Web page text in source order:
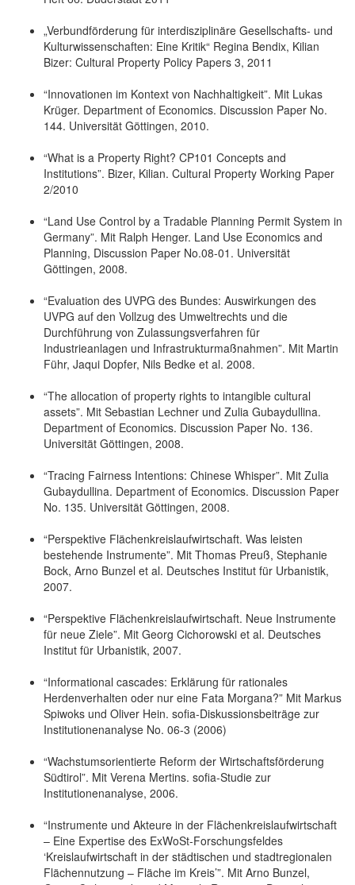
„Verbundförderung für interdisziplinäre Gesellschafts- und
Kulturwissenschaften: Eine Kritik“ Regina Bendix, Kilian
Bizer: Cultural Property Policy Papers 3, 2011
“Innovationen im Kontext von Nachhaltigkeit”. Mit Lukas
Krüger. Department of Economics. Discussion Paper No.
144. Universität Göttingen, 2010.
“What is a Property Right? CP101 Concepts and
Institutions”. Bizer, Kilian. Cultural Property Working Paper
2/2010
“Land Use Control by a Tradable Planning Permit System in
Germany”. Mit Ralph Henger. Land Use Economics and
Planning, Discussion Paper No.08-01. Universität
Göttingen, 2008.
“Evaluation des UVPG des Bundes: Auswirkungen des
UVPG auf den Vollzug des Umweltrechts und die
Durchführung von Zulassungsverfahren für
Industrieanlagen und Infrastrukturmaßnahmen”. Mit Martin
Führ, Jaqui Dopfer, Nils Bedke et al. 2008.
“The allocation of property rights to intangible cultural
assets”. Mit Sebastian Lechner und Zulia Gubaydullina.
Department of Economics. Discussion Paper No. 136.
Universität Göttingen, 2008.
“Tracing Fairness Intentions: Chinese Whisper”. Mit Zulia
Gubaydullina. Department of Economics. Discussion Paper
No. 135. Universität Göttingen, 2008.
“Perspektive Flächenkreislaufwirtschaft. Was leisten
bestehende Instrumente”. Mit Thomas Preuß, Stephanie
Bock, Arno Bunzel et al. Deutsches Institut für Urbanistik,
2007.
“Perspektive Flächenkreislaufwirtschaft. Neue Instrumente
für neue Ziele”. Mit Georg Cichorowski et al. Deutsches
Institut für Urbanistik, 2007.
“Informational cascades: Erklärung für rationales
Herdenverhalten oder nur eine Fata Morgana?” Mit Markus
Spiwoks und Oliver Hein. sofia-Diskussionsbeiträge zur
Institutionenanalyse No. 06-3 (2006)
“Wachstumsorientierte Reform der Wirtschaftsförderung
Südtirol”. Mit Verena Mertins. sofia-Studie zur
Institutionenanalyse, 2006.
“Instrumente und Akteure in der Flächenkreislaufwirtschaft
– Eine Expertise des ExWoSt-Forschungsfeldes
‘Kreislaufwirtschaft in der städtischen und stadtregionalen
Flächennutzung – Fläche im Kreis’”. Mit Arno Bunzel,